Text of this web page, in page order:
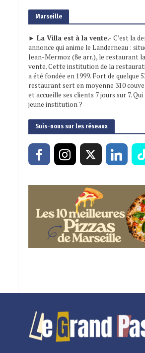
Marseille
► La Villa est à la vente.- C’est la
annonce qui anime le Landerneau :
Jean-Mermoz (8e arr.), le restaurant
vente. Cette institution de la
a été fondée en 1999. Fort de quelque
restaurant sert en moyenne 310
et accueille ses clients 7 jours sur 7.
jeune institution ?
Suis-nous sur les réseaux